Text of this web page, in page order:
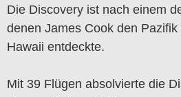
Die Discovery ist nach einem
denen James Cook den
Hawaii entdeckte.
Mit 39 Flügen absolvierte die